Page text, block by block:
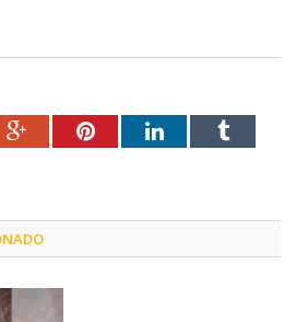
Google+PinterestLinkedInTumblr